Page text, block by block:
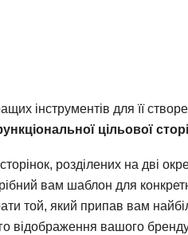
інструментів для її
цільової
розділених на дві
вам шаблон для
той, який припав вам
відображення вашого